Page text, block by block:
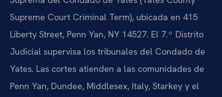
Supreme Court Criminal Term), ubicada en 415
Liberty Street, Penn Yan, NY 14527. El 7.º Distrito
Judicial supervisa los tribunales del Condado de
Yates. Las cortes atienden a las comunidades de
Penn Yan, Dundee, Middlesex, Italy, Starkey y el